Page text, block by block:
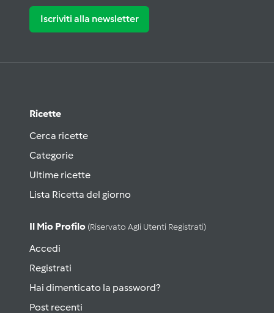
Iscriviti alla newsletter
Ricette
Cerca ricette
Categorie
Ultime ricette
Lista Ricetta del giorno
Il Mio Profilo (riservato Agli Utenti Registrati)
Accedi
Registrati
Hai dimenticato la password?
Post recenti